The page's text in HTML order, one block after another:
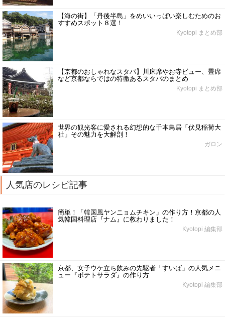
【海の街】「丹後半島」をめいいっぱい楽しむためのお
すすめスポット８選！
Kyotopi まとめ部
【京都のおしゃれなスタバ】川床席やお寺ビュー、畳席
など京都ならではの特徴あるスタバのまとめ
Kyotopi まとめ部
世界の観光客に愛される幻想的な千本鳥居「伏見稲荷大
社」その魅力を大解剖！
ガロン
人気店のレシピ記事
簡単！「韓国風ヤンニョムチキン」の作り方！京都の人
気韓国料理店『ナム』に教わりました！
Kyotopi 編集部
京都、女子ウケ立ち飲みの先駆者「すいば」の人気メニ
ュー『ポテトサラダ』の作り方
Kyotopi 編集部